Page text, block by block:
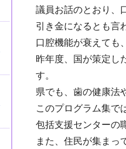
議員お話のとおり、
引き金になるとも言
口腔機能が衰えても
昨年度、国が策定し
す。
県でも、歯の健康法
このプログラム集で
包括支援センターの
また、住民が集まっ